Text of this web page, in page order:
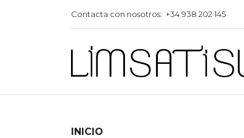
Contacta con nosotros: +34 938 202 145
INICIO